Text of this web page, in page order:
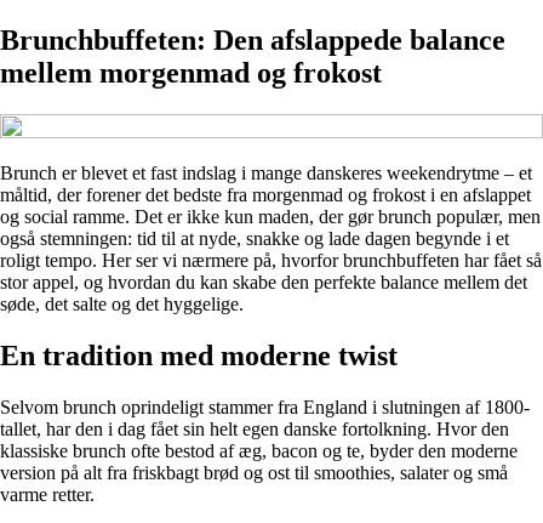
Brunchbuffeten: Den afslappede balance
mellem morgenmad og frokost
Brunch er blevet et fast indslag i mange danskeres weekendrytme – et
måltid, der forener det bedste fra morgenmad og frokost i en afslappet
og social ramme. Det er ikke kun maden, der gør brunch populær, men
også stemningen: tid til at nyde, snakke og lade dagen begynde i et
roligt tempo. Her ser vi nærmere på, hvorfor brunchbuffeten har fået så
stor appel, og hvordan du kan skabe den perfekte balance mellem det
søde, det salte og det hyggelige.
En tradition med moderne twist
Selvom brunch oprindeligt stammer fra England i slutningen af 1800-
tallet, har den i dag fået sin helt egen danske fortolkning. Hvor den
klassiske brunch ofte bestod af æg, bacon og te, byder den moderne
version på alt fra friskbagt brød og ost til smoothies, salater og små
varme retter.